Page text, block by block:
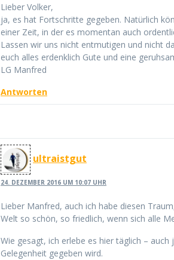
Lieber Volker,
ja, es hat Fortschritte gegeben. Natürlich
einer Zeit, in der es momentan auch
Lassen wir uns nicht entmutigen und nicht
euch alles erdenklich Gute und eine
LG Manfred
Antworten
ultraistgut
24. DEZEMBER 2016 UM 10:07 UHR
Lieber Manfred, auch ich habe diesen
Welt so schön, so friedlich, wenn sich alle
Wie gesagt, ich erlebe es hier täglich –
Gelegenheit gegeben wird.